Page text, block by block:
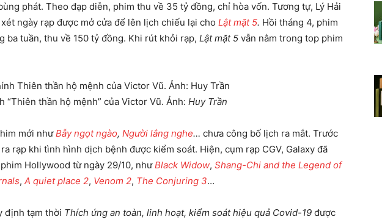
phát. Theo đạp diễn, phim thu về 35 tỷ đồng, chỉ hòa vốn. Tương tự, Lý Hải
ngày rạp được mở cửa để lên lịch chiếu lại cho Lật mặt 5. Hồi tháng 4, phim
ba tuần, thu về 150 tỷ đồng. Khi rút khỏi rạp, Lật mặt 5 vẫn nằm trong top phim
“Thiên thần hộ mệnh” của Victor Vũ. Ảnh: Huy Trần
mới nhưBẫy ngọt ngào, Người lắng nghe… chưa công bố lịch ra mắt. Trước
rạp khi tình hình dịch bệnh được kiểm soát. Hiện, cụm rạp CGV, Galaxy đã
Hollywood từ ngày 29/10, nhưBlack Widow, Shang-Chi and the Legend of
, A quiet place 2, Venom 2, The Conjuring 3…
định tạm thời Thích ứng an toàn, linh hoạt, kiểm soát hiệu quả Covid-19 được